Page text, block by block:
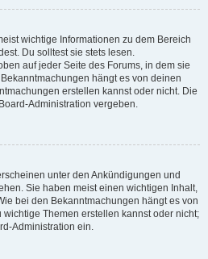
wichtige Informationen zu dem Bereich
Du solltest sie stets lesen.
auf jeder Seite des Forums, in dem sie
hängt es von deinen
erstellen kannst oder nicht. Die
Administration vergeben.
unter den Ankündigungen und
Sie haben meist einen wichtigen Inhalt,
bei den Bekanntmachungen hängt es von
Themen erstellen kannst oder nicht;
Administration ein.